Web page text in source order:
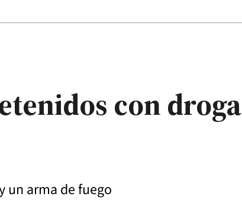
con droga
un arma de fuego